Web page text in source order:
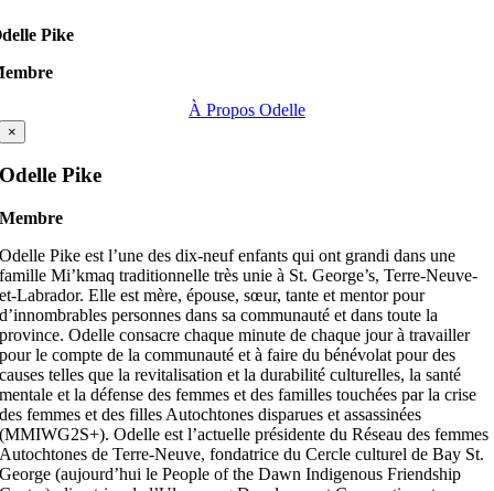
Pike
À Propos Odelle
×
Odelle Pike
Membre
Odelle Pike est l’une des dix-neuf enfants qui ont grandi dans une
famille Mi’kmaq traditionnelle très unie à St. George’s, Terre-Neuve-
et-Labrador. Elle est mère, épouse, sœur, tante et mentor pour
d’innombrables personnes dans sa communauté et dans toute la
province. Odelle consacre chaque minute de chaque jour à travailler
pour le compte de la communauté et à faire du bénévolat pour des
causes telles que la revitalisation et la durabilité culturelles, la santé
mentale et la défense des femmes et des familles touchées par la crise
des femmes et des filles Autochtones disparues et assassinées
(MMIWG2S+). Odelle est l’actuelle présidente du Réseau des femmes
Autochtones de Terre-Neuve, fondatrice du Cercle culturel de Bay St.
George (aujourd’hui le People of the Dawn Indigenous Friendship